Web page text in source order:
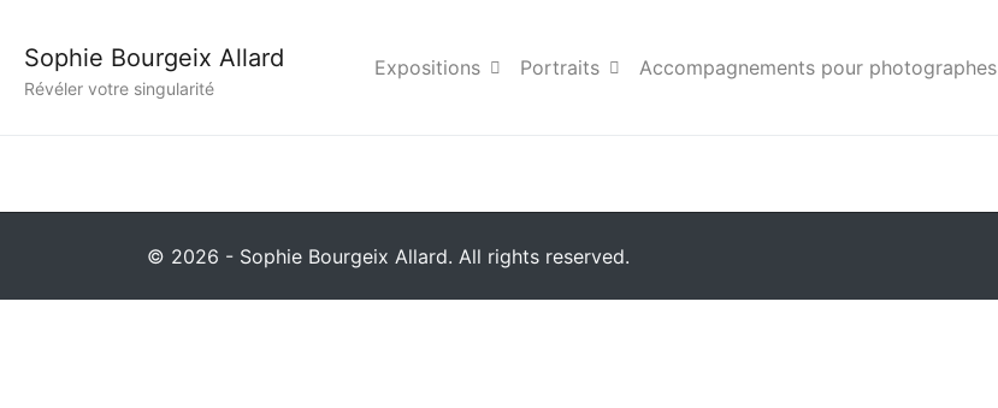
Sophie Bourgeix Allard
Révéler votre singularité
Expositions Portraits Accompagnements pour photographes
Envie Epicurieuse Photos Aix Marseille06
© 2026 - Sophie Bourgeix Allard. All rights reserved.